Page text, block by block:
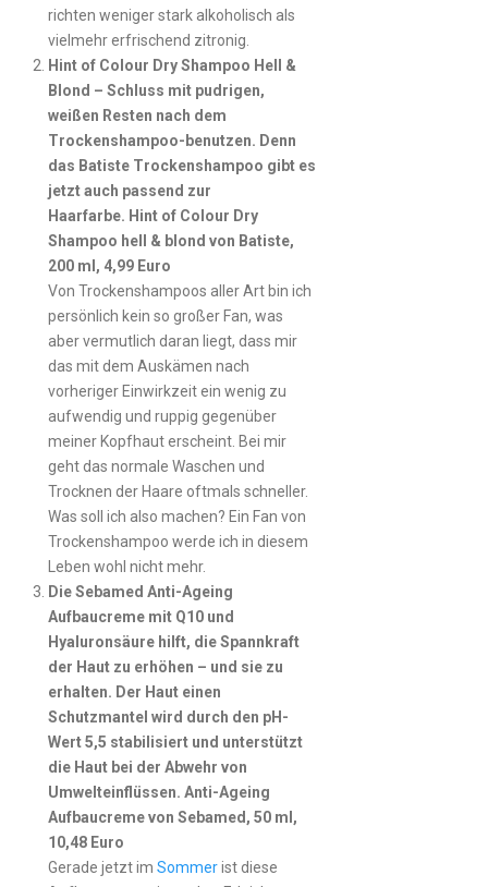
richten weniger stark alkoholisch als
vielmehr erfrischend zitronig.
Hint of Colour Dry Shampoo Hell &
Blond – Schluss mit pudrigen,
weißen Resten nach dem
Trockenshampoo-benutzen. Denn
das Batiste Trockenshampoo gibt es
jetzt auch passend zur
Haarfarbe. Hint of Colour Dry
Shampoo hell & blond von Batiste,
200 ml, 4,99 Euro
Von Trockenshampoos aller Art bin ich
persönlich kein so großer Fan, was
aber vermutlich daran liegt, dass mir
das mit dem Auskämen nach
vorheriger Einwirkzeit ein wenig zu
aufwendig und ruppig gegenüber
meiner Kopfhaut erscheint. Bei mir
geht das normale Waschen und
Trocknen der Haare oftmals schneller.
Was soll ich also machen? Ein Fan von
Trockenshampoo werde ich in diesem
Leben wohl nicht mehr.
Die Sebamed Anti-Ageing
Aufbaucreme mit Q10 und
Hyaluronsäure hilft, die Spannkraft
der Haut zu erhöhen – und sie zu
erhalten. Der Haut einen
Schutzmantel wird durch den pH-
Wert 5,5 stabilisiert und unterstützt
die Haut bei der Abwehr von
Umwelteinflüssen. Anti-Ageing
Aufbaucreme von Sebamed, 50 ml,
10,48 Euro
Gerade jetzt im Sommerist diese